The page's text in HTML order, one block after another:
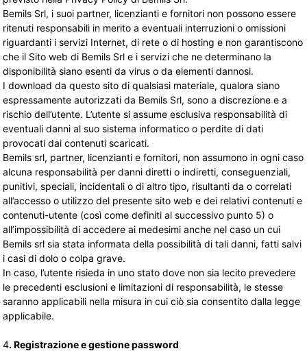
Bemils Srl, i suoi partner, licenzianti e fornitori non possono essere
ritenuti responsabili in merito a eventuali interruzioni o omissioni
riguardanti i servizi Internet, di rete o di hosting e non garantiscono
che il Sito web di Bemils Srl e i servizi che ne determinano la
disponibilità siano esenti da virus o da elementi dannosi.
I download da questo sito di qualsiasi materiale, qualora siano
espressamente autorizzati da Bemils Srl, sono a discrezione e a
rischio dell’utente. L’utente si assume esclusiva responsabilità di
eventuali danni al suo sistema informatico o perdite di dati
provocati dai contenuti scaricati.
Bemils srl, partner, licenzianti e fornitori, non assumono in ogni caso
alcuna responsabilità per danni diretti o indiretti, conseguenziali,
punitivi, speciali, incidentali o di altro tipo, risultanti da o correlati
all’accesso o utilizzo del presente sito web e dei relativi contenuti e
contenuti-utente (così come definiti al successivo punto 5) o
all’impossibilità di accedere ai medesimi anche nel caso un cui
Bemils srl sia stata informata della possibilità di tali danni, fatti salvi
i casi di dolo o colpa grave.
In caso, l’utente risieda in uno stato dove non sia lecito prevedere
le precedenti esclusioni e limitazioni di responsabilità, le stesse
saranno applicabili nella misura in cui ciò sia consentito dalla legge
applicabile.
4. Registrazione e gestione password